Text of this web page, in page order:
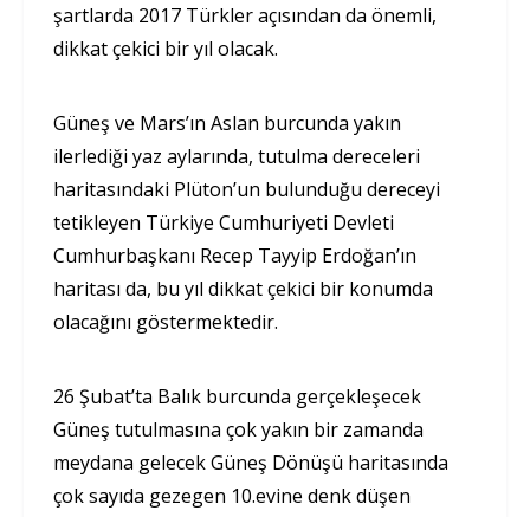
şartlarda 2017 Türkler açısından da önemli,
dikkat çekici bir yıl olacak.
Güneş ve Mars’ın Aslan burcunda yakın
ilerlediği yaz aylarında, tutulma dereceleri
haritasındaki Plüton’un bulunduğu dereceyi
tetikleyen Türkiye Cumhuriyeti Devleti
Cumhurbaşkanı Recep Tayyip Erdoğan’ın
haritası da, bu yıl dikkat çekici bir konumda
olacağını göstermektedir.
26 Şubat’ta Balık burcunda gerçekleşecek
Güneş tutulmasına çok yakın bir zamanda
meydana gelecek Güneş Dönüşü haritasında
çok sayıda gezegen 10.evine denk düşen